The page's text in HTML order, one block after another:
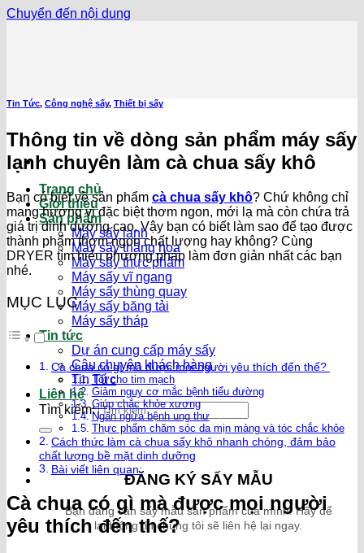
Chuyển đến nội dung
Trang chủ
Giới thiệu
Sản phẩm
Máy sấy lạnh
Máy sấy thăng hoa
Máy sấy thực phẩm
Máy sấy vĩ ngang
Máy sấy thùng quay
Máy sấy băng tải
Máy sấy tháp
Tin tức
Dự án cung cấp máy sấy
Câu chuyện khách hàng
Tin Tức
Liên hệ
Tìm kiếm:
ĐĂNG KÝ SẤY MẪU
Bạn đang cần sấy mẫu sản phẩm của mình. Hãy để
lại thông tin chúng tôi sẽ liên hệ lại ngay.
Tin Tức, Công nghệ sấy, Thiết bị sấy
Thông tin về dòng sản phẩm máy sấy
lạnh chuyên làm cà chua sấy khô
Bạn có biết về sản phẩm cà chua sấy khô? Chứ không chỉ
mang hương vị đặc biệt thơm ngon, mới lạ mà còn chứa trả
giá trị dinh dưỡng cao. Vậy bạn có biết làm sao để tạo được
thành phẩm thơm ngon chất lượng hay không? Cùng
DRYER tìm hiểu phương pháp làm đơn giản nhất các bạn
nhé.
MỤC LỤC
Cà chua có gì mà được mọi người yêu thích đến thế?
Tốt cho tim mạch
Giảm nguy cơ mắc bệnh tiểu đường
Giúp chắc khỏe xương
Ngăn ngừa bệnh ung thư
Thực phẩm chăm sóc da mịn màng và tóc chắc khỏe
Cách thức làm cà chua sấy khô nhanh chóng, đảm bảo
chất lượng bề mặt dinh dưỡng
Bài viết liên quan:
Cà chua có gì mà được mọi người
yêu thích đến thế?